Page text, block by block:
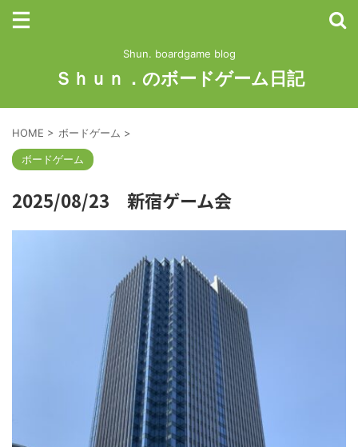
Shun. boardgame blog
Ｓｈｕｎ．のボードゲーム日記
HOME > ボードゲーム >
ボードゲーム
2025/08/23 新宿ゲーム会